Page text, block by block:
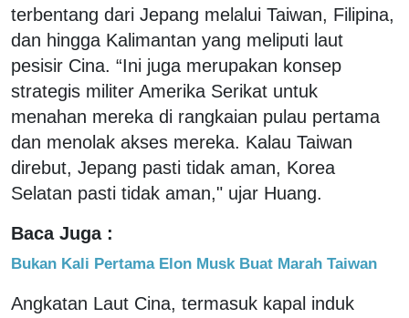
terbentang dari Jepang melalui Taiwan, Filipina,
dan hingga Kalimantan yang meliputi laut
pesisir Cina. “Ini juga merupakan konsep
strategis militer Amerika Serikat untuk
menahan mereka di rangkaian pulau pertama
dan menolak akses mereka. Kalau Taiwan
direbut, Jepang pasti tidak aman, Korea
Selatan pasti tidak aman," ujar Huang.
Baca Juga :
Bukan Kali Pertama Elon Musk Buat Marah Taiwan
Angkatan Laut Cina, termasuk kapal induk